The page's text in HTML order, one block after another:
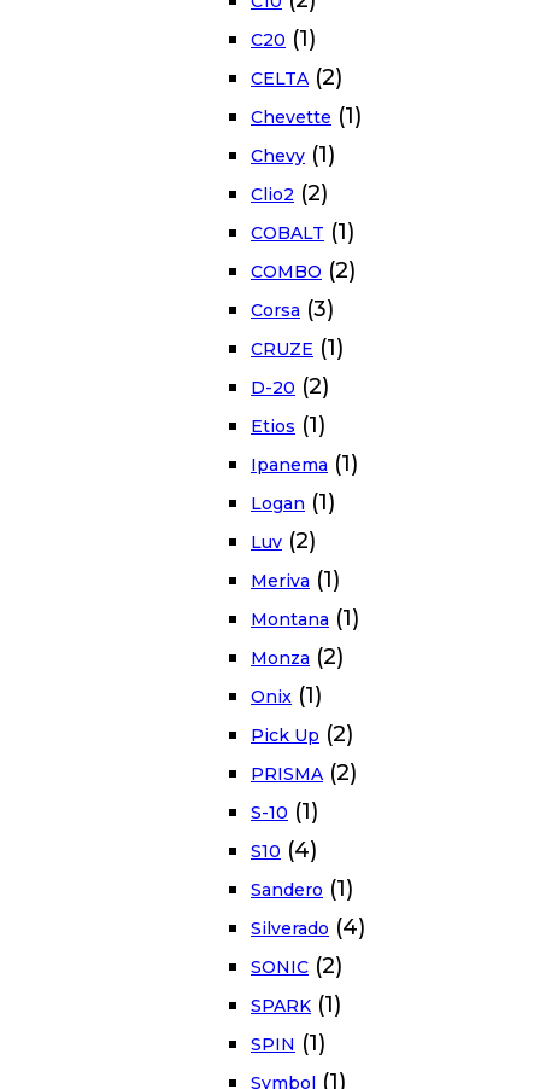
C20 (1)
CELTA (2)
Chevette (1)
Chevy (1)
Clio2 (2)
COBALT (1)
COMBO (2)
Corsa (3)
CRUZE (1)
D-20 (2)
Etios (1)
Ipanema (1)
Logan (1)
Luv (2)
Meriva (1)
Montana (1)
Monza (2)
Onix (1)
Pick Up (2)
PRISMA (2)
S-10 (1)
S10 (4)
Sandero (1)
Silverado (4)
SONIC (2)
SPARK (1)
SPIN (1)
Symbol (1)